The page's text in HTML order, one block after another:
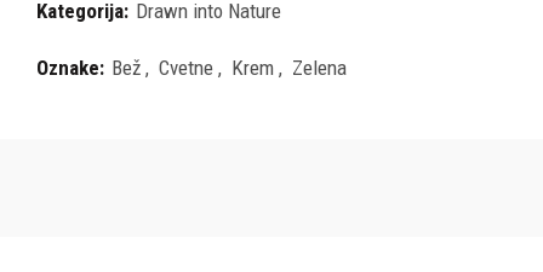
Kategorija: Drawn into Nature
Oznake: Bež , Cvetne , Krem , Zelena